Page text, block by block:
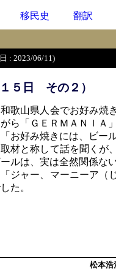
移民史 翻訳
: 2023/06/11)
５日 その２）
歌山県人会でお好み焼
ら「ＧＥＲＭＡＮＩＡ
お好み焼きには、ビー
材と称して話を聞くが
ールは、実は全然関係な
ジャー、マーニーア（
た。
松本